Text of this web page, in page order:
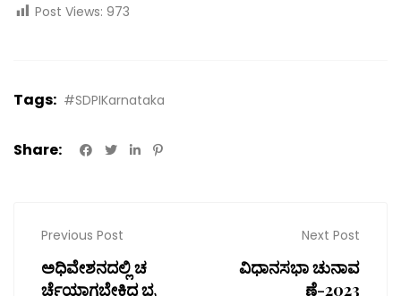
Post Views: 973
Tags: #SDPIKarnataka
Share:
Previous Post
ಅಧಿವೇಶನದಲ್ಲಿ ಚ
ರ್ಚೆಯಾಗಬೇಕಿದ್ದ ಭ್ರ
Next Post
ವಿಧಾನಸಭಾ ಚುನಾವ
ಣೆ-2023